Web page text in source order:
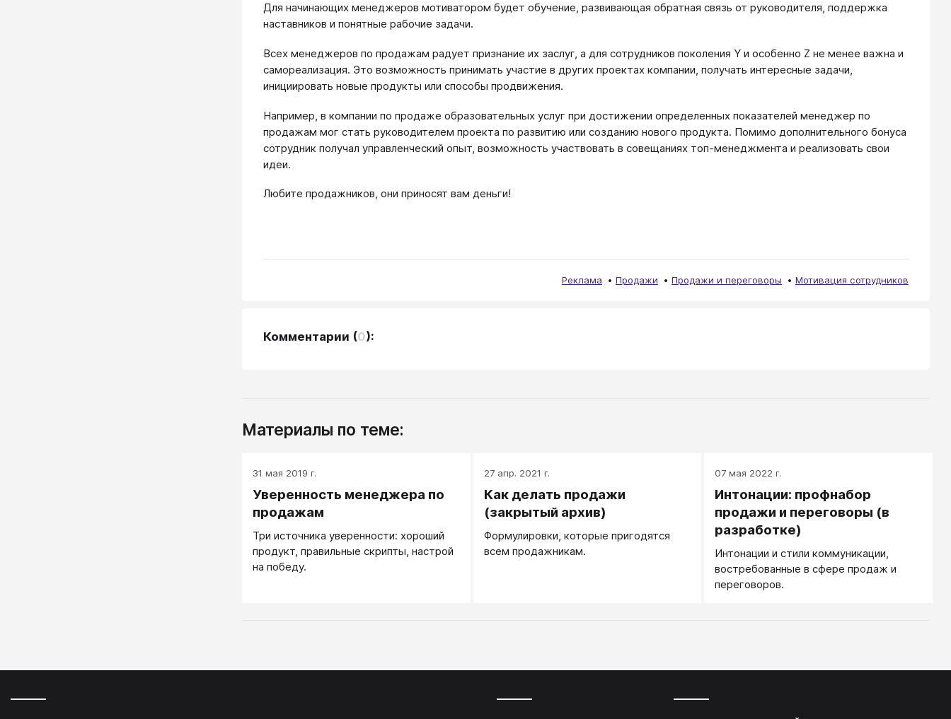
Для начинающих менеджеров мотиватором будет обучение, развивающая обратная связь от руководителя, поддержка
наставников и понятные рабочие задачи.
Всех менеджеров по продажам радует признание их заслуг, а для сотрудников поколения Y и особенно Z не менее важна и
самореализация. Это возможность принимать участие в других проектах компании, получать интересные задачи,
инициировать новые продукты или способы продвижения.
Например, в компании по продаже образовательных услуг при достижении определенных показателей менеджер по
продажам мог стать руководителем проекта по развитию или созданию нового продукта. Помимо дополнительного бонуса
сотрудник получал управленческий опыт, возможность участвовать в совещаниях топ-менеджмента и реализовать свои
идеи.
Любите продажников, они приносят вам деньги!
Реклама Продажи Продажи и переговоры Мотивация сотрудников
Комментарии (0):
Материалы по теме:
31 мая 2019 г.
Уверенность менеджера по
продажам
Три источника уверенности: хороший
продукт, правильные скрипты, настрой
на победу.
27 апр. 2021 г.
Как делать продажи
(закрытый архив)
Формулировки, которые пригодятся
всем продажникам.
07 мая 2022 г.
Интонации: профнабор
продажи и переговоры (в
разработке)
Интонации и стили коммуникации,
востребованные в сфере продаж и
переговоров.